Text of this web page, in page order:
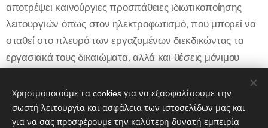
αποτρέψει καινούργιες προσπάθειες ιδιωτικοποίησης
λειτουργιών όπως στον ηλεκτροφωτισμό, που μπορεί να
σταθεί στο πλευρό των εργαζομένων διεκδικώντας τα
εργασιακά τους δικαιώματα, αλλά και θέσεις μόνιμου
ανταποκριθεί στην πιεστική καθημερινότητα του λαού της
πόλης».
Χρησιμοποιούμε τα cookies για να εξασφαλίσουμε την
σωστή λειτουργία και ασφάλεια των ιστοσελίδων μας και
για να σας προσφέρουμε την καλύτερη δυνατή εμπειρία